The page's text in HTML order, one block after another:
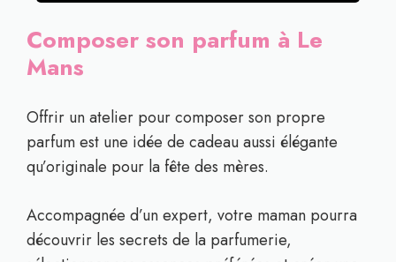
Composer son parfum à Le
Mans
Offrir un atelier pour composer son propre
parfum est une idée de cadeau aussi élégante
qu’originale pour la fête des mères.
Accompagnée d’un expert, votre maman pourra
découvrir les secrets de la parfumerie,